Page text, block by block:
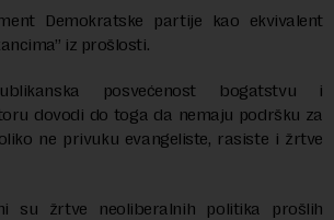
Demokratske partije kao ekvivalent
iz prošlosti.
posvećenost bogatstvu i
dovodi do toga da nemaju podršku za
ne privuku evangeliste, rasiste i žrtve
su žrtve neoliberalnih politika prošlih